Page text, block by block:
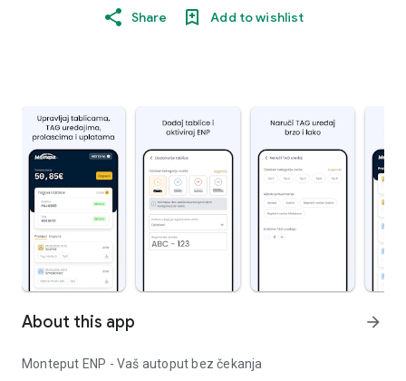
Share Add to wishlist
About this app arrow_forward
Monteput ENP - Vaš autoput bez čekanja